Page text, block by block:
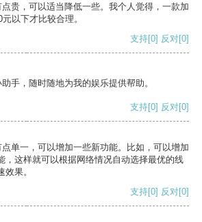
贵，可以适当降低一些。我个人觉得，一款加
以下才比较合理。
支持[0] 反对[0]
手，随时随地为我的娱乐提供帮助。
支持[0] 反对[0]
单一，可以增加一些新功能。比如，可以增加
，这样就可以根据网络情况自动选择最优的线
果。
支持[0] 反对[0]